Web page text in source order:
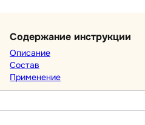
Содержание инструкции
Описание
Состав
Применение